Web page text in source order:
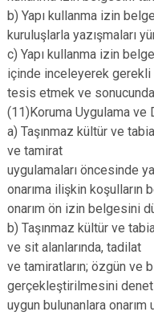
b) Yapı kullanma izin
kuruluşlarla yazışmaları
c) Yapı kullanma izin
içinde inceleyerek
tesis etmek ve
(11)Koruma Uygulama ve
a) Taşınmaz kültür ve
ve tamirat
uygulamaları öncesinde
onarıma ilişkin koşulların
onarım ön izin belgesini
b) Taşınmaz kültür ve
ve sit alanlarında, tadilat
ve tamiratların; özgün ve
gerçekleştirilmesini
uygun bulunanlara